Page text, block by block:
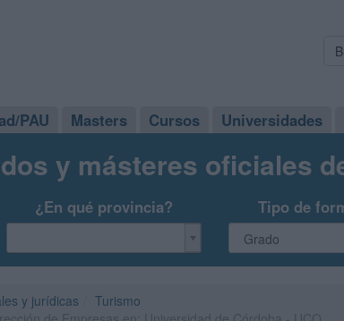
PAU Masters Cursos Universidades
y másteres oficiales
¿En qué provincia? Tipo de
y jurídicas
Turismo